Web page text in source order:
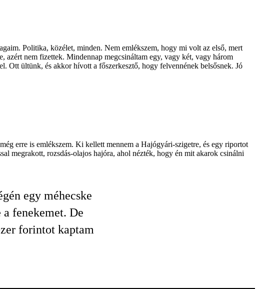
Politika, közélet, minden. Nem emlékszem, hogy mi volt az első, mert
azért nem fizettek. Mindennap megcsináltam egy, vagy két, vagy három
Ott ültünk, és akkor hívott a főszerkesztő, hogy felvennének belsősnek. Jó
erre is emlékszem. Ki kellett mennem a Hajógyári-szigetre, és egy riportot
megrakott, rozsdás-olajos hajóra, ahol nézték, hogy én mit akarok csinálni
egy méhecske
fenekemet. De
forintot kaptam